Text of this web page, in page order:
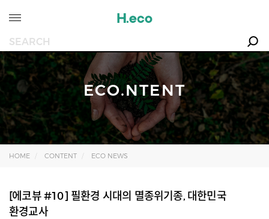
ECO.NTENT
HOME CONTENT ECO NEWS
[에코뷰 #10] 필환경 시대의 멸종위기종, 대한민국
환경교사